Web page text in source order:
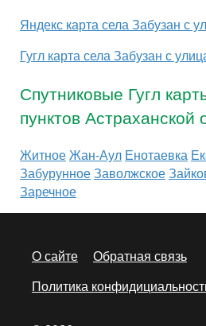
Яндекс карта села Забузан с
Гугл карта села Забузан с
Спутниковые Гугл
пунктов Астраханской
ЖитноеЖан-Аул Енотаевка
ЗабурунноеЗаволжское
Заречное
О сайте
Обратная связь
Политика